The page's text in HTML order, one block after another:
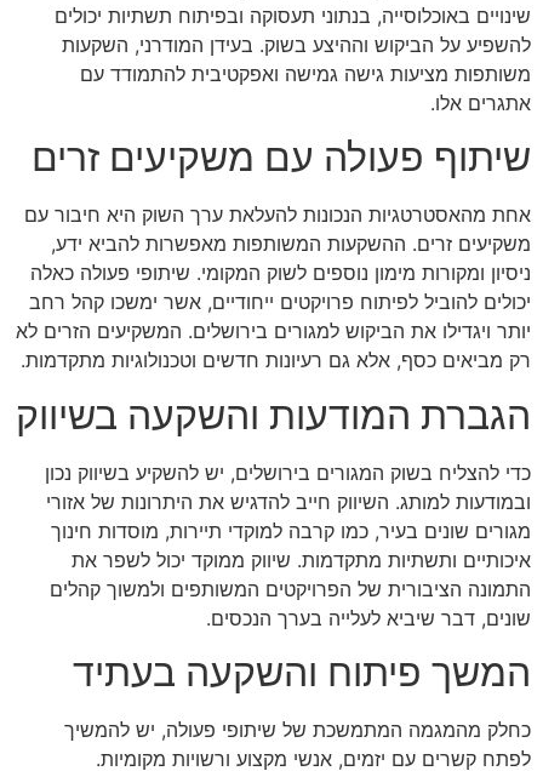
שינויים באוכלוסייה, בנתוני תעסוקה ובפיתוח תשתיות יכולים
להשפיע על הביקוש וההיצע בשוק. בעידן המודרני, השקעות
משותפות מציעות גישה גמישה ואפקטיבית להתמודד עם
אתגרים אלו.
שיתוף פעולה עם משקיעים זרים
אחת מהאסטרטגיות הנכונות להעלאת ערך השוק היא חיבור עם
משקיעים זרים. ההשקעות המשותפות מאפשרות להביא ידע,
ניסיון ומקורות מימון נוספים לשוק המקומי. שיתופי פעולה כאלה
יכולים להוביל לפיתוח פרויקטים ייחודיים, אשר ימשכו קהל רחב
יותר ויגדילו את הביקוש למגורים בירושלים. המשקיעים הזרים לא
רק מביאים כסף, אלא גם רעיונות חדשים וטכנולוגיות מתקדמות.
הגברת המודעות והשקעה בשיווק
כדי להצליח בשוק המגורים בירושלים, יש להשקיע בשיווק נכון
ובמודעות למותג. השיווק חייב להדגיש את היתרונות של אזורי
מגורים שונים בעיר, כמו קרבה למוקדי תיירות, מוסדות חינוך
איכותיים ותשתיות מתקדמות. שיווק ממוקד יכול לשפר את
התמונה הציבורית של הפרויקטים המשותפים ולמשוך קהלים
שונים, דבר שיביא לעלייה בערך הנכסים.
המשך פיתוח והשקעה בעתיד
כחלק מהמגמה המתמשכת של שיתופי פעולה, יש להמשיך
לפתח קשרים עם יזמים, אנשי מקצוע ורשויות מקומיות.